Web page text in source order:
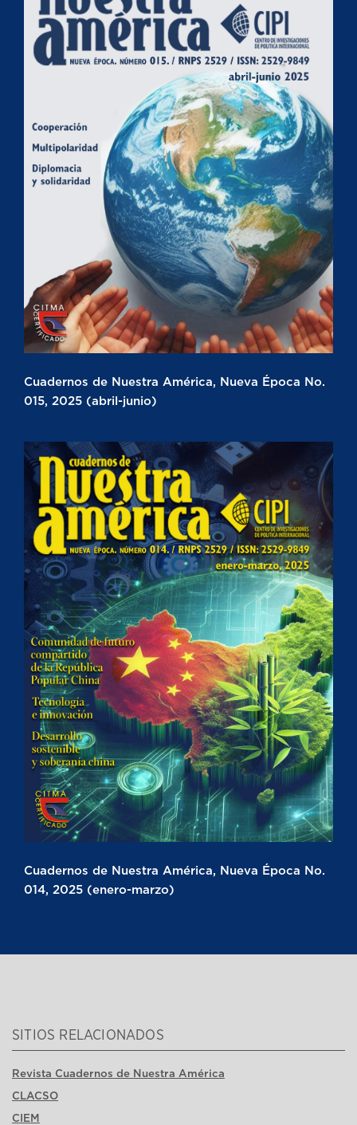
Cuadernos de Nuestra América, Nueva Época No.
015, 2025 (abril-junio)
Cuadernos de Nuestra América, Nueva Época No.
014, 2025 (enero-marzo)
SITIOS RELACIONADOS
Revista Cuadernos de Nuestra América
CLACSO
CIEM